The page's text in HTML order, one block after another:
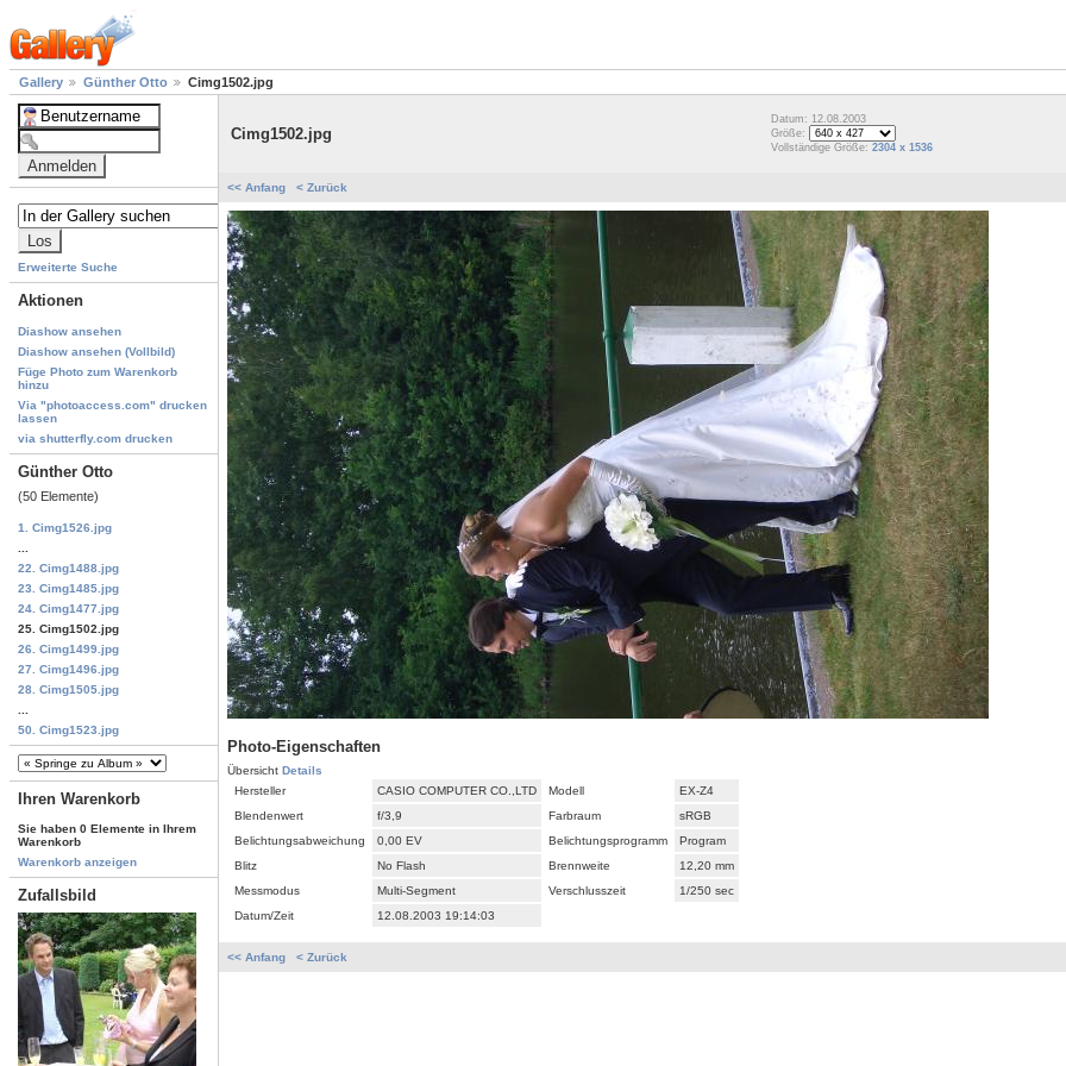
Gallery Günther Otto Cimg1502.jpg
Erweiterte Suche
Aktionen
Diashow ansehen
Diashow ansehen (Vollbild)
Füge Photo zum Warenkorb
hinzu
Via "photoaccess.com" drucken
lassen
via shutterfly.com drucken
Günther Otto
(50 Elemente)
1. Cimg1526.jpg
22. Cimg1488.jpg
23. Cimg1485.jpg
24. Cimg1477.jpg
25. Cimg1502.jpg
26. Cimg1499.jpg
27. Cimg1496.jpg
28. Cimg1505.jpg
50. Cimg1523.jpg
Ihren Warenkorb
Sie haben 0 Elemente in Ihrem
Warenkorb
Warenkorb anzeigen
Zufallsbild
Cimg1502.jpg
Datum: 12.08.2003
Größe:
Vollständige Größe: 2304 x 1536
<< Anfang < Zurück
Photo-Eigenschaften
Übersicht Details
Hersteller
CASIO COMPUTER CO.,LTD Modell
EX-Z4
Blendenwert
f/3,9 Farbraum
sRGB
Belichtungsabweichung
0,00 EV Belichtungsprogramm
Program
Blitz
No Flash Brennweite
12,20 mm
Messmodus
Multi-Segment Verschlusszeit
1/250 sec
Datum/Zeit
12.08.2003 19:14:03
<< Anfang < Zurück